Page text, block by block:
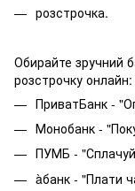
розстрочка.
Обирайте зручний
розстрочку онлайн:
ПриватБанк -
Монобанк -
ПУМБ -
àбанк - "Плати